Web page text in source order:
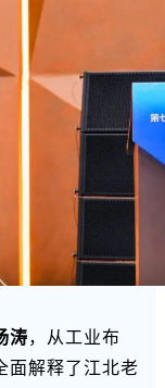
涛，从工业布
面解释了江北老